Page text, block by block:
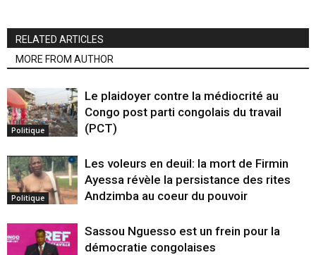
RELATED ARTICLES
MORE FROM AUTHOR
Politique
Le plaidoyer contre la médiocrité au
Congo post parti congolais du travail
(PCT)
Politique
Les voleurs en deuil: la mort de Firmin
Ayessa révèle la persistance des rites
Andzimba au coeur du pouvoir
Sassou Nguesso est un frein pour la
démocratie congolaises